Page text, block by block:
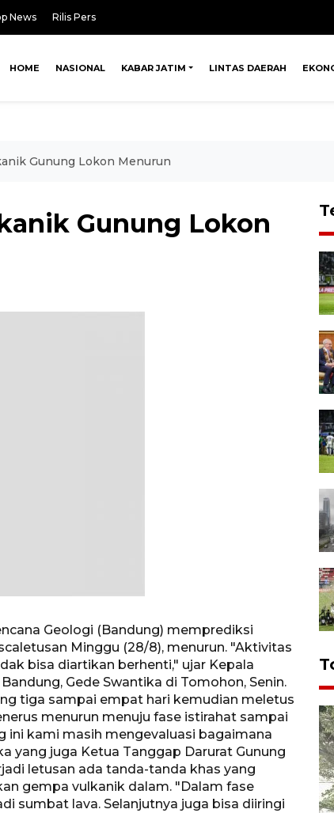
News Rilis Pers
HOME NASIONAL KABAR JATIM LINTAS DAERAH
Gunung Lokon Menurun
Gunung Lokon
Geologi (Bandung) memprediksi
Minggu (28/8), menurun. "Aktivitas
bisa diartikan berhenti," ujar Kepala
Gede Swantika di Tomohon, Senin.
tiga sampai empat hari kemudian meletus
menurun menuju fase istirahat sampai
ini kami masih mengevaluasi bagaimana
yang juga Ketua Tanggap Darurat Gunung
letusan ada tanda-tanda khas yang
gempa vulkanik dalam. "Dalam fase
sumbat lava. Selanjutnya juga bisa diiringi